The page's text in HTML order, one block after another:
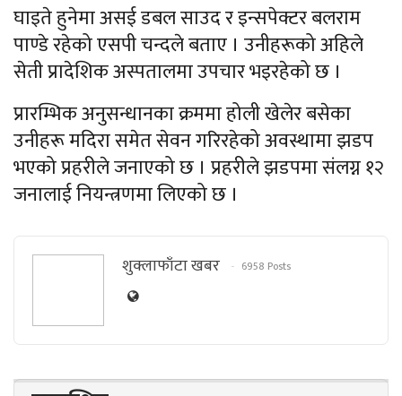
घाइते हुनेमा असई डबल साउद र इन्सपेक्टर बलराम
पाण्डे रहेको एसपी चन्दले बताए । उनीहरूको अहिले
सेती प्रादेशिक अस्पतालमा उपचार भइरहेको छ ।
प्रारम्भिक अनुसन्धानका क्रममा होली खेलेर बसेका
उनीहरू मदिरा समेत सेवन गरिरहेको अवस्थामा झडप
भएको प्रहरीले जनाएको छ । प्रहरीले झडपमा संलग्न १२
जनालाई नियन्त्रणमा लिएको छ ।
शुक्लाफाँटा खबर 6958 Posts